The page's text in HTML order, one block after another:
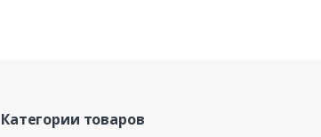
Категории товаров